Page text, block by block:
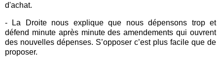
d'achat.
- La Droite nous explique que nous dépensons trop et
défend minute après minute des amendements qui ouvrent
des nouvelles dépenses. S’opposer c’est plus facile que de
proposer.